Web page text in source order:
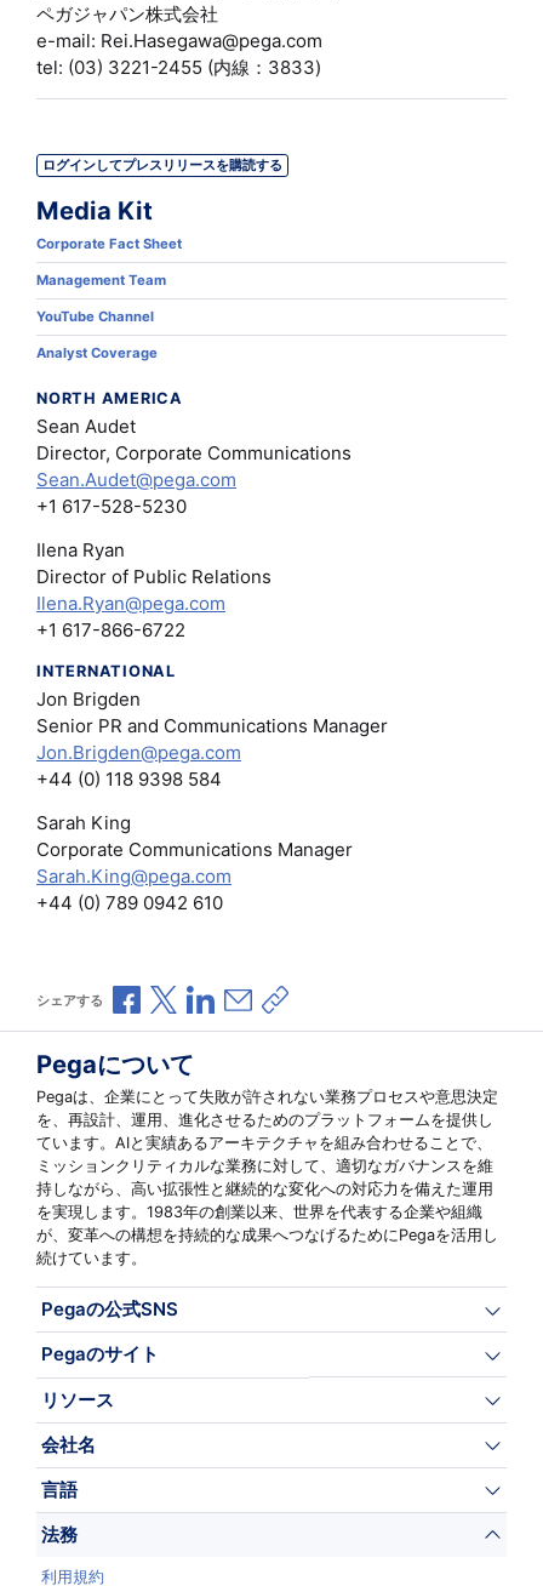
ペガジャパン株式会社
e-mail: Rei.Hasegawa@pega.com
tel: (03) 3221-2455 (内線：3833)
ログインしてプレスリリースを購読する
Media Kit
Corporate Fact Sheet
Management Team
YouTube Channel
Analyst Coverage
NORTH AMERICA
Sean Audet
Director, Corporate Communications
Sean.Audet@pega.com
+1 617-528-5230
Ilena Ryan
Director of Public Relations
Ilena.Ryan@pega.com
+1 617-866-6722
INTERNATIONAL
Jon Brigden
Senior PR and Communications Manager
Jon.Brigden@pega.com
+44 (0) 118 9398 584
Sarah King
Corporate Communications Manager
Sarah.King@pega.com
+44 (0) 789 0942 610
シェアする Facebookで共有
Xで共有LinkedInで共有
メールで共有
共有リンクをコピー
Pegaについて
Pegaは、企業にとって失敗が許されない業務プロセスや意思決定
を、再設計、運用、進化させるためのプラットフォームを提供し
ています。AIと実績あるアーキテクチャを組み合わせることで、
ミッションクリティカルな業務に対して、適切なガバナンスを維
持しながら、高い拡張性と継続的な変化への対応力を備えた運用
を実現します。1983年の創業以来、世界を代表する企業や組織
が、変革への構想を持続的な成果へつなげるためにPegaを活用し
続けています。
Pegaの公式SNS
Pegaのサイト
リソース
会社名
言語
法務
利用規約